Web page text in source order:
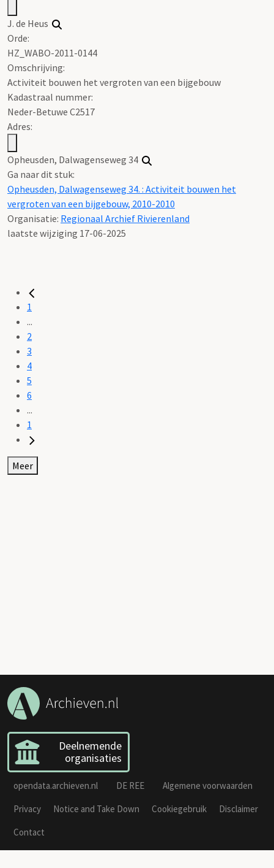
J. de Heus
Orde:
HZ_WABO-2011-0144
Omschrijving:
Activiteit bouwen het vergroten van een bijgebouw
Kadastraal nummer:
Neder-Betuwe C2517
Adres:
Opheusden, Dalwagenseweg 34
Ga naar dit stuk:
Opheusden, Dalwagenseweg 34. : Activiteit bouwen het
vergroten van een bijgebouw, 2010-2010
Organisatie: Regionaal Archief Rivierenland
laatste wijziging 17-06-2025
1
...
2
3
4
5
6
...
1
Meer
Deelnemende
organisaties
opendata.archieven.nl DE REE
Algemene voorwaarden
Privacy
Notice and Take Down Cookiegebruik
Disclaimer
Contact